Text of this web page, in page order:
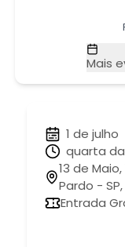
Mais
1 de julho
quarta
13 de
Pardo -
Entrada